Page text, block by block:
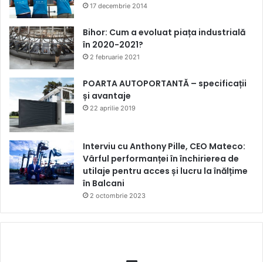
17 decembrie 2014
Bihor: Cum a evoluat piața industrială
în 2020-2021?
2 februarie 2021
POARTA AUTOPORTANTĂ – specificații
și avantaje
22 aprilie 2019
Interviu cu Anthony Pille, CEO Mateco:
Vârful performanței în închirierea de
utilaje pentru acces și lucru la înălțime
în Balcani
2 octombrie 2023